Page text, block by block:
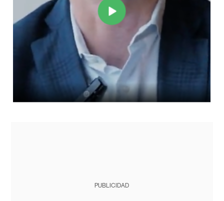
PUBLICIDAD